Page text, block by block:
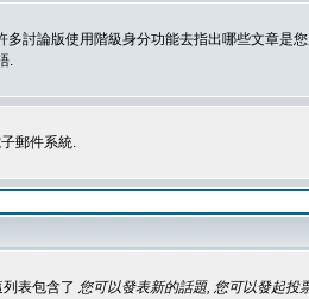
討論版使用階級身分功能去指出哪些文章是
.
郵件系統.
表包含了 您可以發表新的話題, 您可以發起投